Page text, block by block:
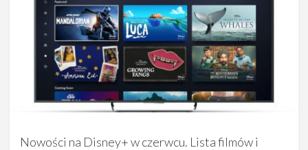
Nowości na Disney+ w czerwcu. Lista filmów i